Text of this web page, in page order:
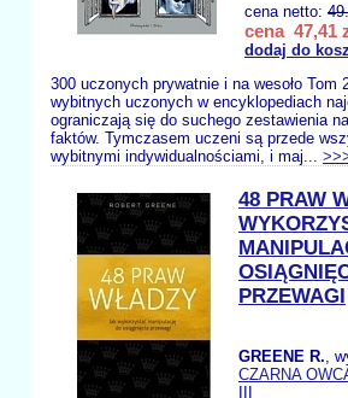
cena netto:
cena 47,41
dodaj do
300 uczonych prywatnie i na wesoło Tom
wybitnych uczonych w encyklopediach
ograniczają się do suchego zestawienia
faktów. Tymczasem uczeni są przede
wybitnymi indywidualnościami, i maj...
48 PRAW
PRZEWAGI
GREENE R.,
CZARNA